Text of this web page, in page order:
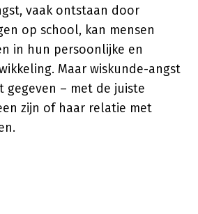
vaak ontstaan door
op school, kan mensen
in hun persoonlijke en
Maar wiskunde-angst
gegeven – met de juiste
zijn of haar relatie met